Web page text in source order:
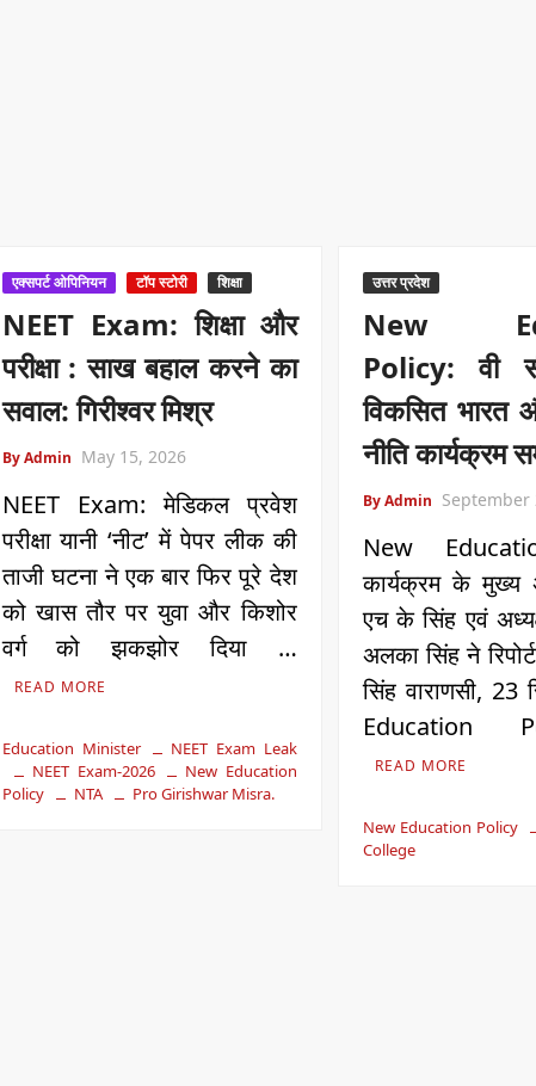
एक्सपर्ट ओपिनियन टॉप स्टोरी शिक्षा
NEET Exam: शिक्षा और
परीक्षा : साख बहाल करने का
सवाल: गिरीश्वर मिश्र
By Admin May 15, 2026
NEET Exam: मेडिकल प्रवेश
परीक्षा यानी ‘नीट’ में पेपर लीक की
ताजी घटना ने एक बार फिर पूरे देश
को खास तौर पर युवा और किशोर
वर्ग को झकझोर दिया …
READ MORE
Education Minister
NEET Exam Leak
NEET Exam-2026
New Education
Policy
NTA Pro Girishwar Misra.
उत्तर प्रदेश
New
Policy: वी
विकसित भारत
नीति कार्यक्रम
By Admin September
New
कार्यक्रम के मुख्य
एच के सिंह एवं
अलका सिंह ने
सिंह वाराणसी, 23
Education
READ MORE
New Education Policy
College